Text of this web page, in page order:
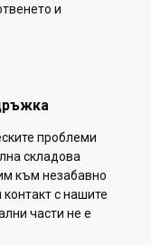
и
проблеми
складова
към незабавно
с нашите
части не е